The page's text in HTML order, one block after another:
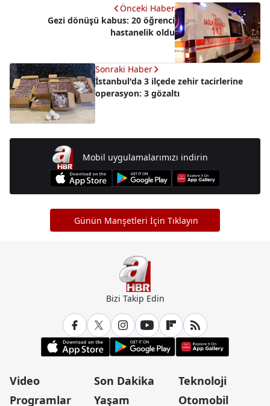
Önceki Haber
Gezi dönüşü kabus: 20 öğrenci
hastanelik oldu
Sonraki Haber
İstanbul'da 3 ilçede zehir tacirlerine
operasyon: 3 gözaltı
Mobil uygulamalarımızı indirin
Günün Manşetleri İçin Tıklayın
Bizi Takip Edin
Video
Programlar
Son Dakika
Yaşam
Teknoloji
Otomobil